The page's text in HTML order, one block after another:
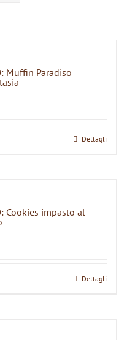
Muffin Paradiso
Dettagli
Cookies impasto al
Dettagli